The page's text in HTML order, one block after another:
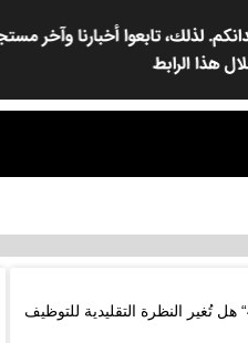
مبادرة "فوق الـ 40“ هل تُغير النظرة التقليدية للتوظيف